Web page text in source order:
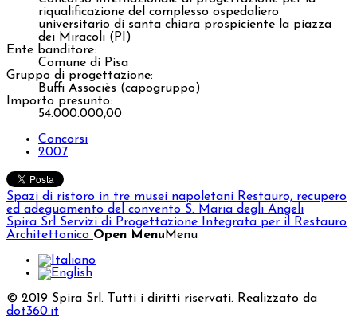
riqualificazione del complesso ospedaliero
universitario di santa chiara prospiciente la piazza
dei Miracoli (PI)
Ente banditore:
Comune di Pisa
Gruppo di progettazione:
Buffi Associès (capogruppo)
Importo presunto:
54.000.000,00
Concorsi
2007
Spazi di ristoro in tre musei napoletani Restauro, recupero
ed adeguamento del convento S. Maria degli Angeli
Spira Srl
Servizi di Progettazione Integrata per il Restauro
Architettonico Open Menu Menu
© 2019 Spira Srl. Tutti i diritti riservati. Realizzato da
dot360.it